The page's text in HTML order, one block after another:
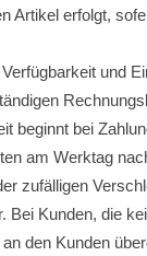
Artikel erfolgt,
und
beginnt bei
am Werktag
zufälligen
Kunden, die
den Kunden